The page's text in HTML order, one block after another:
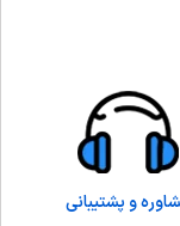
و پشتیبانی